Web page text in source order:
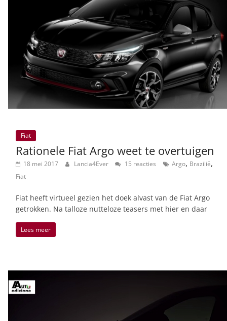
Fiat
Rationele Fiat Argo weet te overtuigen
18 mei 2017 Lancia4Ever 15 reacties Argo, Brazilië,
Fiat
Fiat heeft virtueel gezien het doek alvast van de Fiat Argo
getrokken. Na talloze nutteloze teasers met hier en daar
Lees meer